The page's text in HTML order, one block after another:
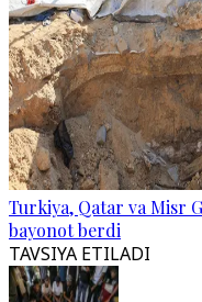
Turkiya, Qatar va Misr
bayonot berdi
TAVSIYA ETILADI